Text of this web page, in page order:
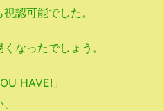
認可能でした。
なったでしょう。
HAVE!」